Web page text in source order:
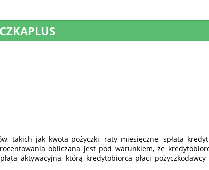
takich jak kwota pożyczki, raty miesięczne, spłata
obliczana jest pod warunkiem, że
aktywacyjna, którą kredytobiorca płaci pożyczkodawcy